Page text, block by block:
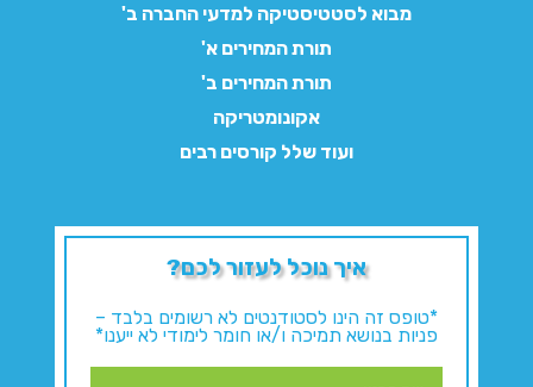
מבוא לסטטיסטיקה למדעי החברה ב'
תורת המחירים א'
תורת המחירים ב'
אקונומטריקה
ועוד שלל קורסים רבים
איך נוכל לעזור לכם?
*טופס זה הינו לסטודנטים לא רשומים בלבד –
פניות בנושא תמיכה ו/או חומר לימודי לא ייענו*